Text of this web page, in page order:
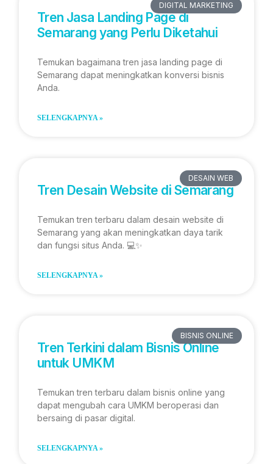
DIGITAL MARKETING
Tren Jasa Landing Page di
Semarang yang Perlu Diketahui
Temukan bagaimana tren jasa landing page di
Semarang dapat meningkatkan konversi bisnis
Anda.
SELENGKAPNYA »
DESAIN WEB
Tren Desain Website di Semarang
Temukan tren terbaru dalam desain website di
Semarang yang akan meningkatkan daya tarik
dan fungsi situs Anda. 💻✨
SELENGKAPNYA »
BISNIS ONLINE
Tren Terkini dalam Bisnis Online
untuk UMKM
Temukan tren terbaru dalam bisnis online yang
dapat mengubah cara UMKM beroperasi dan
bersaing di pasar digital.
SELENGKAPNYA »